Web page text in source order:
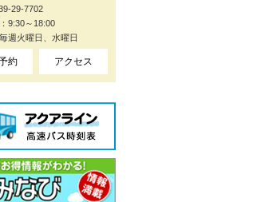
29-7702
9:30～18:00
週火曜日、水曜日
約 アクセス